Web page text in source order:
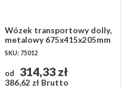
Wózek transportowy dolly,
metalowy 675x415x205mm
SKU: 75012
od 314,33 zł
386,62 zł Brutto